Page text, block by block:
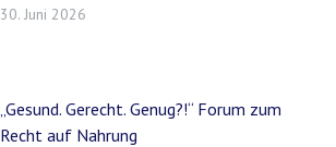
30. Juni 2026
„Gesund. Gerecht. Genug?!“ Forum zum
Recht auf Nahrung